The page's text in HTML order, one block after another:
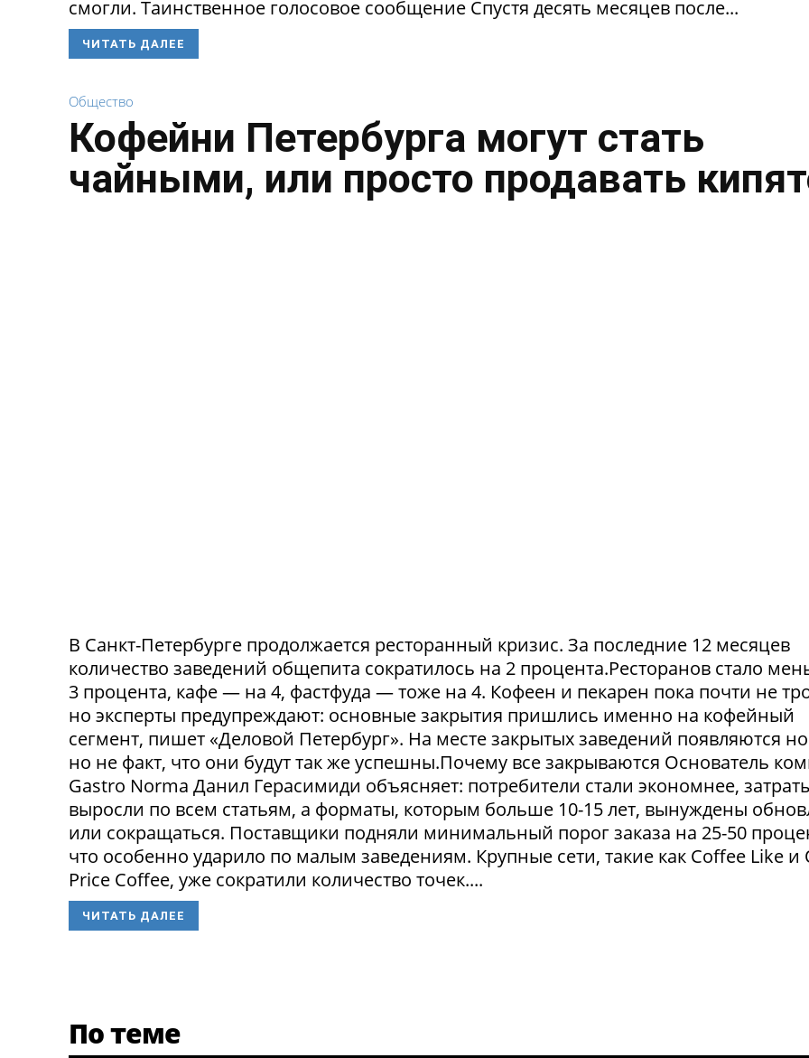
смогли. Таинственное голосовое сообщение Спустя десять месяцев после...
ЧИТАТЬ ДАЛЕЕ
Общество
Кофейни Петербурга могут стать
чайными, или просто продавать
В Санкт-Петербурге продолжается ресторанный кризис. За последние 12 месяцев
количество заведений общепита сократилось на 2 процента.Ресторанов стало
3 процента, кафе — на 4, фастфуда — тоже на 4. Кофеен и пекарен пока почти не
но эксперты предупреждают: основные закрытия пришлись именно на кофейный
сегмент, пишет «Деловой Петербург». На месте закрытых заведений появляются
но не факт, что они будут так же успешны.Почему все закрываются Основатель
Gastro Norma Данил Герасимиди объясняет: потребители стали экономнее,
выросли по всем статьям, а форматы, которым больше 10-15 лет, вынуждены
или сокращаться. Поставщики подняли минимальный порог заказа на 25-50
что особенно ударило по малым заведениям. Крупные сети, такие как Coffee Like и
Price Coffee, уже сократили количество точек....
ЧИТАТЬ ДАЛЕЕ
По теме